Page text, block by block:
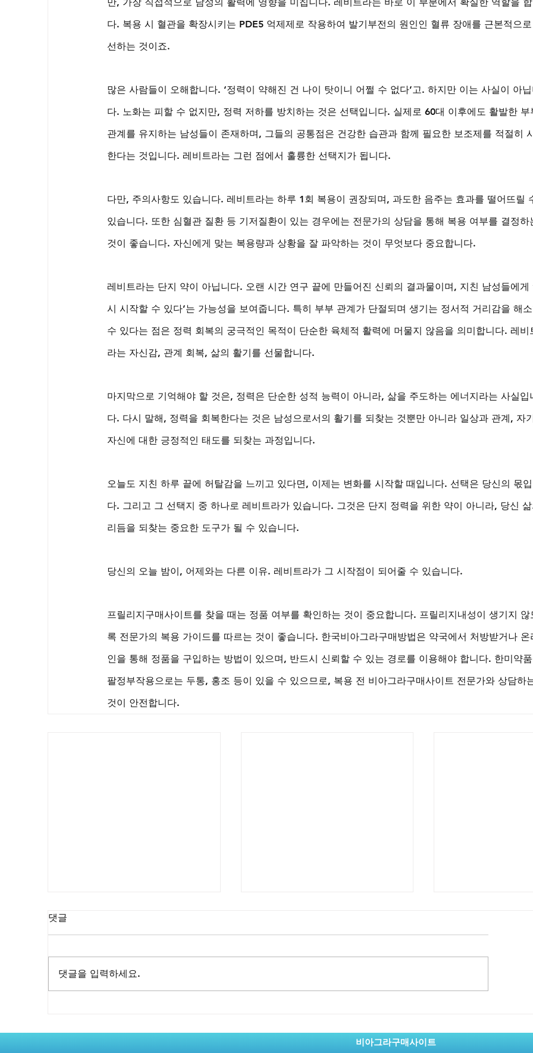
만, 가장 직접적으로 남성의 활력에 영향을 미칩니다. 레비트라는 바로 이 부분에서 확실한 역할을 합
다. 복용 시 혈관을 확장시키는 PDE5 억제제로 작용하여 발기부전의 원인인 혈류 장애를 근본적으로
선하는 것이죠.
많은 사람들이 오해합니다. ‘정력이 약해진 건 나이 탓이니 어쩔 수 없다’고. 하지만 이는 사실이 아닙
다. 노화는 피할 수 없지만, 정력 저하를 방치하는 것은 선택입니다. 실제로 60대 이후에도 활발한 부
관계를 유지하는 남성들이 존재하며, 그들의 공통점은 건강한 습관과 함께 필요한 보조제를 적절히
한다는 것입니다. 레비트라는 그런 점에서 훌륭한 선택지가 됩니다.
다만, 주의사항도 있습니다. 레비트라는 하루 1회 복용이 권장되며, 과도한 음주는 효과를 떨어뜨릴
있습니다. 또한 심혈관 질환 등 기저질환이 있는 경우에는 전문가의 상담을 통해 복용 여부를 결정하
것이 좋습니다. 자신에게 맞는 복용량과 상황을 잘 파악하는 것이 무엇보다 중요합니다.
레비트라는 단지 약이 아닙니다. 오랜 시간 연구 끝에 만들어진 신뢰의 결과물이며, 지친 남성들에게
시 시작할 수 있다’는 가능성을 보여줍니다. 특히 부부 관계가 단절되며 생기는 정서적 거리감을 해
수 있다는 점은 정력 회복의 궁극적인 목적이 단순한 육체적 활력에 머물지 않음을 의미합니다. 레비
라는 자신감, 관계 회복, 삶의 활기를 선물합니다.
마지막으로 기억해야 할 것은, 정력은 단순한 성적 능력이 아니라, 삶을 주도하는 에너지라는 사실입
다. 다시 말해, 정력을 회복한다는 것은 남성으로서의 활기를 되찾는 것뿐만 아니라 일상과 관계, 자기
자신에 대한 긍정적인 태도를 되찾는 과정입니다.
오늘도 지친 하루 끝에 허탈감을 느끼고 있다면, 이제는 변화를 시작할 때입니다. 선택은 당신의 몫입
다. 그리고 그 선택지 중 하나로 레비트라가 있습니다. 그것은 단지 정력을 위한 약이 아니라, 당신 삶
리듬을 되찾는 중요한 도구가 될 수 있습니다.
당신의 오늘 밤이, 어제와는 다른 이유. 레비트라가 그 시작점이 되어줄 수 있습니다.
프릴리지구매사이트를 찾을 때는 정품 여부를 확인하는 것이 중요합니다. 프릴리지내성이 생기지 않
록 전문가의 복용 가이드를 따르는 것이 좋습니다. 한국비아그라구매방법은 약국에서 처방받거나 온
인을 통해 정품을 구입하는 방법이 있으며, 반드시 신뢰할 수 있는 경로를 이용해야 합니다. 한미약
팔정부작용으로는 두통, 홍조 등이 있을 수 있으므로, 복용 전 비아그라구매사이트 전문가와 상담하
것이 안전합니다.
댓글
댓글을 입력하세요.
비아그라구매사이트